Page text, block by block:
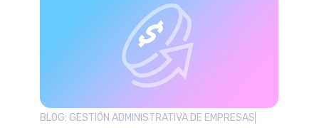
BLOG: GESTIÓN ADMINISTRATIVA DE EMPRESAS